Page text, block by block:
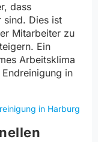
dass
sind. Dies ist
Mitarbeiter zu
Ein
Arbeitsklima
in
in Harburg